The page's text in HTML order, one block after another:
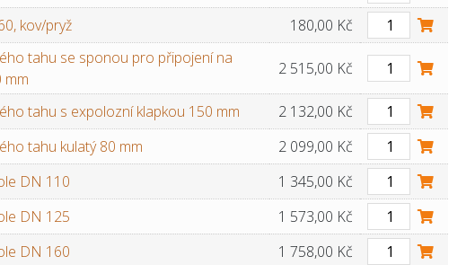
kov/pryž 180,00 Kč
tahu se sponou pro připojení na
mm
2 515,00 Kč
tahu s expolozní klapkou 150 mm
2 132,00 Kč
tahu kulatý 80 mm
2 099,00 Kč
DN 110
1 345,00 Kč
DN 125
1 573,00 Kč
DN 160 1 758,00 Kč